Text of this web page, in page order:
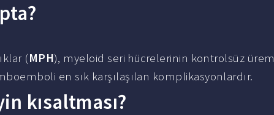
(MPH), myeloid seri hücrelerinin kontrolsüz
en sık karşılaşılan komplikasyonlardır.
kısaltması?